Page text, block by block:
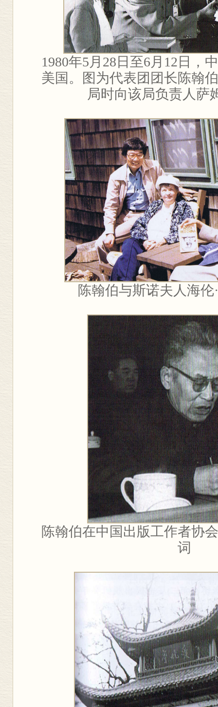
1980年5月 28 日至6月 12 日，
美国。图为代表团团长陈翰
局时向该局负责人萨
陈翰伯与斯诺夫人海伦
陈翰伯在中国出版工作者协
词